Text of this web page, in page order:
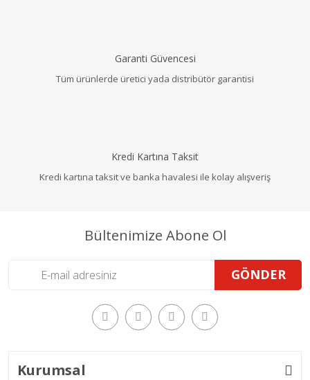
Garanti Güvencesi
Tüm ürünlerde üretici yada distribütör garantisi
Kredi Kartına Taksit
Kredi kartına taksit ve banka havalesi ile kolay alışveriş
Bültenimize Abone Ol
GÖNDER
Kurumsal